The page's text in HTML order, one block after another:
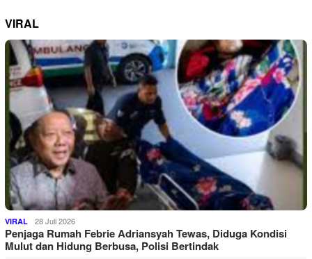
VIRAL
VIRAL 28 Juli 2026
Penjaga Rumah Febrie Adriansyah Tewas, Diduga Kondisi
Mulut dan Hidung Berbusa, Polisi Bertindak